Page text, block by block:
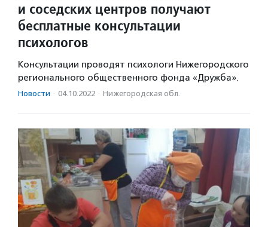
и соседских центров получают
бесплатные консультации
психологов
Консультации проводят психологи Нижегородского
регионального общественного фонда «Дружба».
Новости · 04.10.2022 · Нижегородская обл.